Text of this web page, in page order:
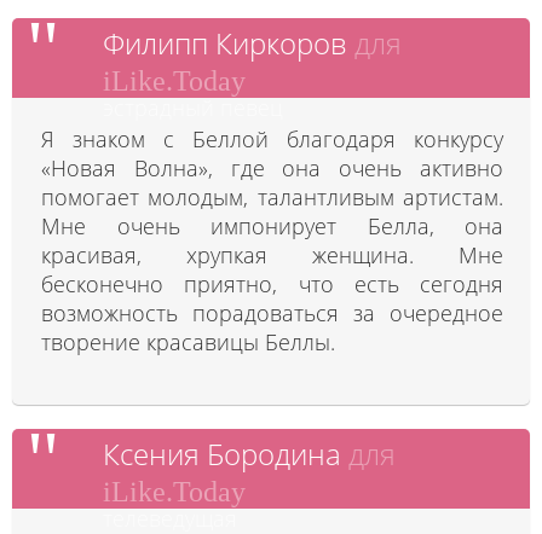
Филипп Киркоров для
iLike.Today
эстрадный певец
Я знаком с Беллой благодаря конкурсу
«Новая Волна», где она очень активно
помогает молодым, талантливым артистам.
Мне очень импонирует Белла, она
красивая, хрупкая женщина. Мне
бесконечно приятно, что есть сегодня
возможность порадоваться за очередное
творение красавицы Беллы.
Ксения Бородина для
iLike.Today
телеведущая